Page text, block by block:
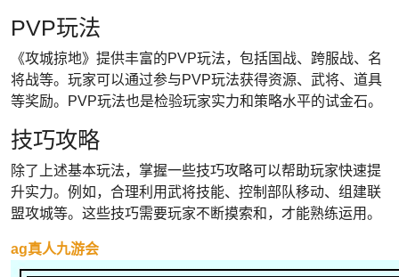
PVP玩法
《攻城掠地》提供丰富的PVP玩法，包括国战、跨服战、名
将战等。玩家可以通过参与PVP玩法获得资源、武将、道具
等奖励。PVP玩法也是检验玩家实力和策略水平的试金石。
技巧攻略
除了上述基本玩法，掌握一些技巧攻略可以帮助玩家快速提
升实力。例如，合理利用武将技能、控制部队移动、组建联
盟攻城等。这些技巧需要玩家不断摸索和，才能熟练运用。
ag真人九游会